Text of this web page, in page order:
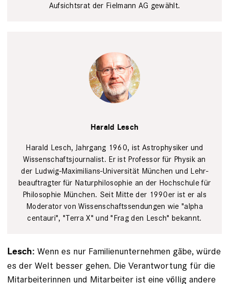
Aufsichtsrat der Fielmann AG gewählt.
Brembeck,
Harald Lesch
Harald Lesch, ­Jahrgang 1960, ist Astro­physiker und
Wissenschafts­journalist. Er ist ­Professor für Physik an
der Ludwig-­Maximilians-Uni­versität München und Lehr­
beauftragter für Natur­philosophie an der Hochschule für
Philosophie ­München. Seit Mitte der 1990er ist er als
Moderator von Wissenschafts­sendungen wie "­alpha
centauri", "Terra X" und "Frag den Lesch" bekannt.
Lesch: Wenn es nur Familienunternehmen gäbe, würde
es der Welt besser gehen. Die Verantwortung für die
Mitarbeiterinnen und Mitarbeiter ist eine völlig andere